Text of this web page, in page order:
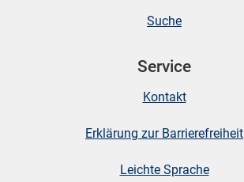
Suche
Service
Kontakt
Erklärung zur Barrierefreiheit
Leichte Sprache